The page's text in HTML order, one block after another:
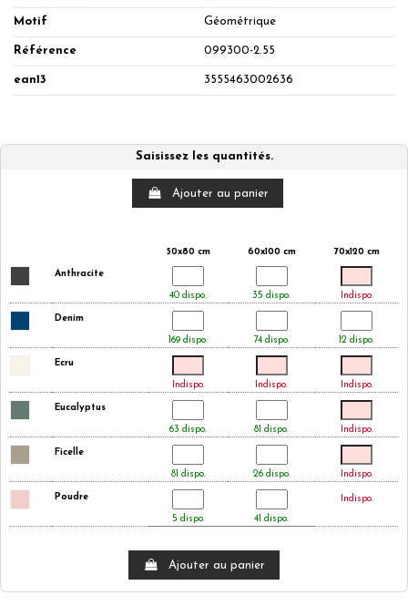
Motif Géométrique
Référence 099300-2.55
ean13 3555463002636
Saisissez les quantités.
Ajouter au panier
50x80 cm 60x100 cm 70x120 cm
Anthracite
40 dispo. 35 dispo. Indispo.
Denim
169 dispo. 74 dispo. 12 dispo.
Ecru
Indispo. Indispo. Indispo.
Eucalyptus
63 dispo. 81 dispo. Indispo.
Ficelle
81 dispo. 26 dispo. Indispo.
Poudre
5 dispo. 41 dispo.
Indispo.
Ajouter au panier